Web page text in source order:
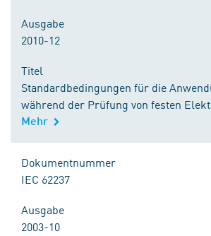
Ausgabe
2010-12
Titel
Standardbedingungen für die
während der Prüfung von festen
Mehr
Dokumentnummer
IEC 62237
Ausgabe
2003-10